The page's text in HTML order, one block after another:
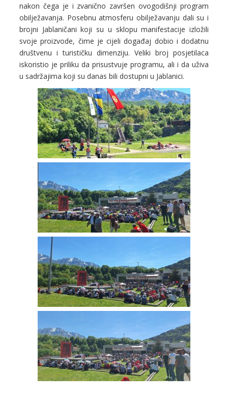
nakon čega je i zvanično završen ovogodišnji program
obilježavanja. Posebnu atmosferu obilježavanju dali su i
brojni Jablaničani koji su u sklopu manifestacije izložili
svoje proizvode, čime je cijeli događaj dobio i dodatnu
društvenu i turističku dimenziju. Veliki broj posjetilaca
iskoristio je priliku da prisustvuje programu, ali i da uživa
u sadržajima koji su danas bili dostupni u Jablanici.